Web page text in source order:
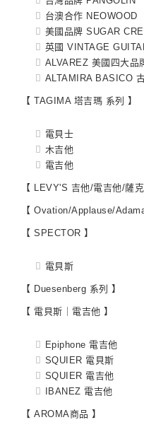
台澳合作 NEOWOOD
美國品牌 SUGAR
英國 VINTAGE
ALVAREZ 美國四大品
ALTAMIRA BASICO
【 TAGIMA 塔吉瑪 系列 】
電貝士
木吉他
電吉他
【 LEVY'S 吉他/電吉他/薩
【 Ovation/Applause/
【 SPECTOR 】
電貝斯
【 Duesenberg 系列 】
【 電貝斯｜電吉他 】
Epiphone 電吉他
SQUIER 電貝斯
SQUIER 電吉他
IBANEZ 電吉他
【 AROMA商品 】